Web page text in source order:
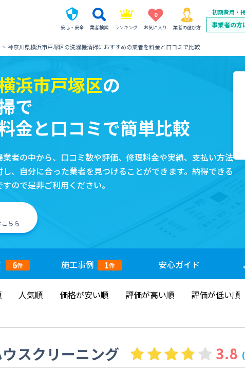
安心・安全 業者検索 ランキング
0
お気に入り 業者の選び方
初期費用・
事業者の方
神奈川県横浜市戸塚区の洗濯機清掃におすすめの業者を料金と口コミで比較
浜市戸塚区の
で
金と口コミで簡単比較
者の中から、口コミ数や評価、修理料金や実績、支払い方法
、自分に合った業者を見つけることができます。納得できる
ので是非ご利用ください。
ちら
6件 施工事例 1件 安心ガイド
人気順 価格が安い順 評価が高い順 評価が低い順
スクリーニング 3.8